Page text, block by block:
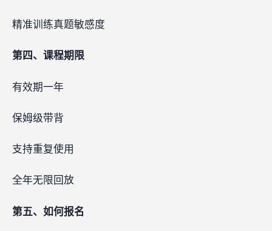
精准训练真题敏感度
第四、课程期限
有效期一年
保姆级带背
支持重复使用
全年无限回放
第五、如何报名